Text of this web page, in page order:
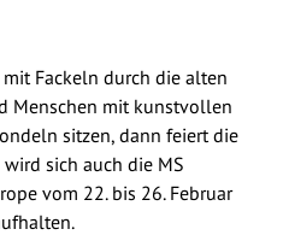
Fackeln durch die alten
Menschen mit kunstvollen
sitzen, dann feiert die
sich auch die MS
vom 22. bis 26. Februar